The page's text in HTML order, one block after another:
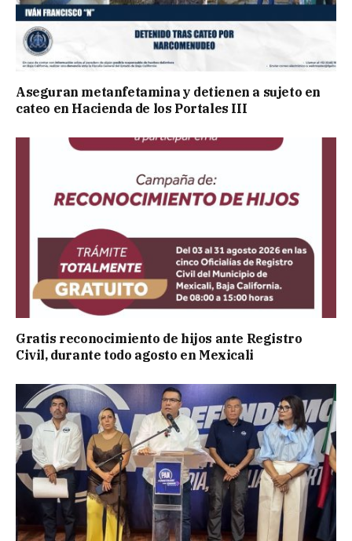
Aseguran metanfetamina y detienen a sujeto en
cateo en Hacienda de los Portales III
Gratis reconocimiento de hijos ante Registro
Civil, durante todo agosto en Mexicali